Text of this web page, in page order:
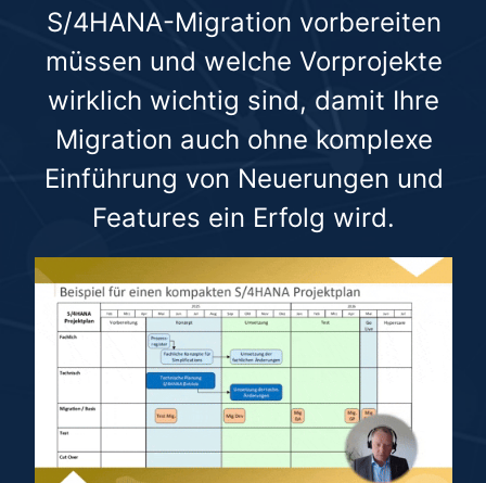
S/4HANA-Migration vorbereiten
müssen und welche Vorprojekte
wirklich wichtig sind, damit Ihre
Migration auch ohne komplexe
Einführung von Neuerungen und
Features ein Erfolg wird.